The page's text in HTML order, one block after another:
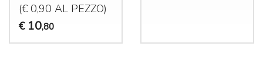
(€ 0,90 AL PEZZO)
€ 10,80